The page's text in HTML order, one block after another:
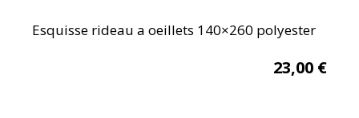
Esquisse rideau a oeillets 140×260 polyester
23,00 €